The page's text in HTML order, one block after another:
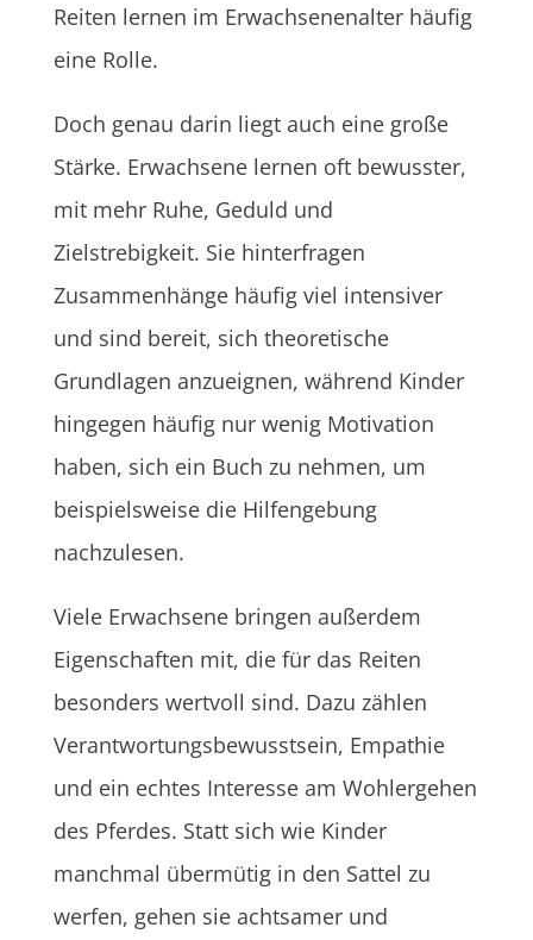
Reiten lernen im Erwachsenenalter häufig
eine Rolle.
Doch genau darin liegt auch eine große
Stärke. Erwachsene lernen oft bewusster,
mit mehr Ruhe, Geduld und
Zielstrebigkeit. Sie hinterfragen
Zusammenhänge häufig viel intensiver
und sind bereit, sich theoretische
Grundlagen anzueignen, während Kinder
hingegen häufig nur wenig Motivation
haben, sich ein Buch zu nehmen, um
beispielsweise die Hilfengebung
nachzulesen.
Viele Erwachsene bringen außerdem
Eigenschaften mit, die für das Reiten
besonders wertvoll sind. Dazu zählen
Verantwortungsbewusstsein, Empathie
und ein echtes Interesse am Wohlergehen
des Pferdes. Statt sich wie Kinder
manchmal übermütig in den Sattel zu
werfen, gehen sie achtsamer und